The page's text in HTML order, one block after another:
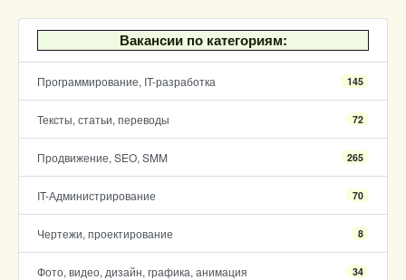
Вакансии по категориям:
Программирование, IT-разработка 145
Тексты, статьи, переводы 72
Продвижение, SEO, SMM 265
IT-Администрирование 70
Чертежи, проектирование 8
Фото, видео, дизайн, графика, анимация 34